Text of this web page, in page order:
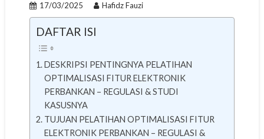
17/03/2025 Hafidz Fauzi
DAFTAR ISI
DESKRIPSI PENTINGNYA PELATIHAN
OPTIMALISASI FITUR ELEKTRONIK
PERBANKAN – REGULASI & STUDI
KASUSNYA
TUJUAN PELATIHAN OPTIMALISASI FITUR
ELEKTRONIK PERBANKAN – REGULASI &